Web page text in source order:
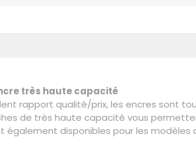
très haute capacité
rapport qualité/prix, les encres sont
de très haute capacité vous
également disponibles pour les